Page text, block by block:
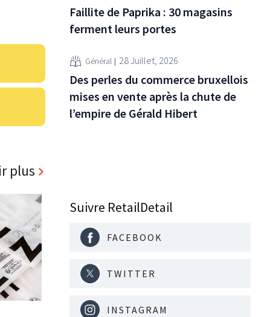
plus
Faillite de Paprika : 30 magasins
ferment leurs portes
Général 28 Juillet, 2026
Des perles du commerce bruxellois
mises en vente après la chute de
l’empire de Gérald Hibert
Suivre RetailDetail
FACEBOOK
TWITTER
INSTAGRAM